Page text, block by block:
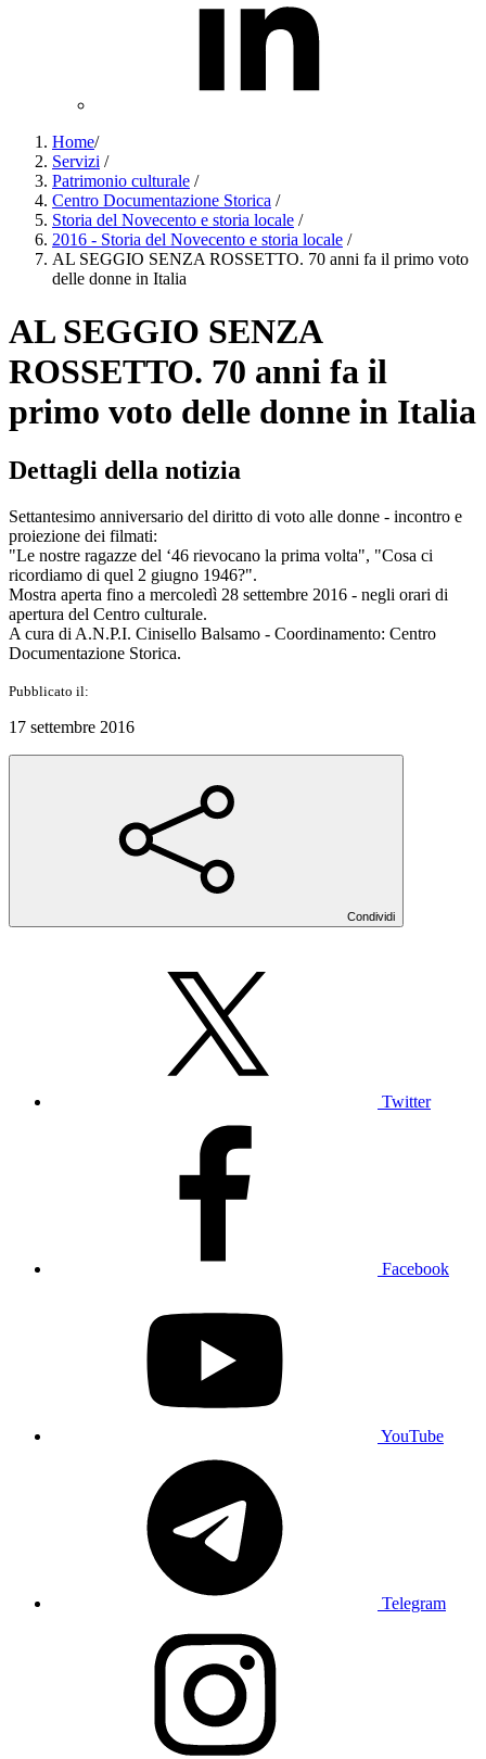
Home/
Servizi /
Patrimonio culturale /
Centro Documentazione Storica /
Storia del Novecento e storia locale /
2016 - Storia del Novecento e storia locale /
AL SEGGIO SENZA ROSSETTO. 70 anni fa il primo voto
delle donne in Italia
AL SEGGIO SENZA
ROSSETTO. 70 anni fa il
primo voto delle donne in Italia
Dettagli della notizia
Settantesimo anniversario del diritto di voto alle donne - incontro e
proiezione dei filmati:
"Le nostre ragazze del ‘46 rievocano la prima volta", "Cosa ci
ricordiamo di quel 2 giugno 1946?".
Mostra aperta fino a mercoledì 28 settembre 2016 - negli orari di
apertura del Centro culturale.
A cura di A.N.P.I. Cinisello Balsamo - Coordinamento: Centro
Documentazione Storica.
Pubblicato il:
17 settembre 2016
Condividi
Twitter
Facebook
YouTube
Telegram